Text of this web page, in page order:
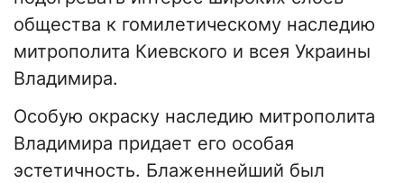
общества к гомилетическому наследию
митрополита Киевского и всея Украины
Владимира.
Особую окраску наследию митрополита
Владимира придает его особая
эстетичность. Блаженнейший был